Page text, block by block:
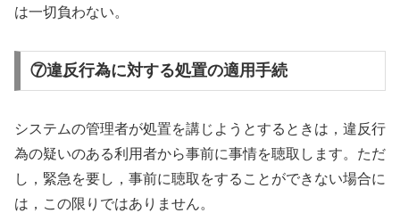
は一切負わない。
⑦違反行為に対する処置の適用手続
システムの管理者が処置を講じようとするときは，違反行
為の疑いのある利用者から事前に事情を聴取します。ただ
し，緊急を要し，事前に聴取をすることができない場合に
は，この限りではありません。